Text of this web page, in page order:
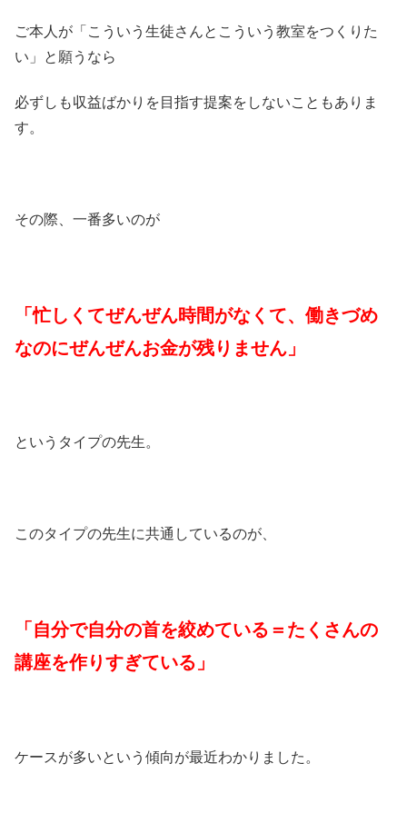
ご本人が「こういう生徒さんとこういう教室をつくりた
い」と願うなら
必ずしも収益ばかりを目指す提案をしないこともありま
す。
その際、一番多いのが
「忙しくてぜんぜん時間がなくて、働きづめ
なのにぜんぜんお金が残りません」
というタイプの先生。
このタイプの先生に共通しているのが、
「自分で自分の首を絞めている＝たくさんの
講座を作りすぎている」
ケースが多いという傾向が最近わかりました。